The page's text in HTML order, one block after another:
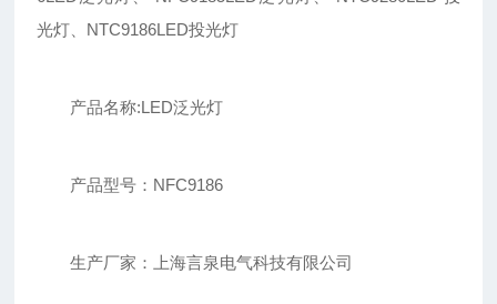
光灯、NTC9186LED投光灯
产品名称:LED泛光灯
产品型号：NFC9186
生产厂家：上海言泉电气科技有限公司